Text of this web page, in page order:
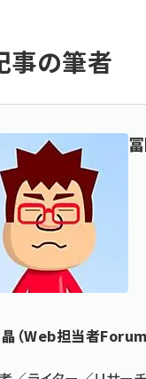
事の筆者
（Web担当者Forum